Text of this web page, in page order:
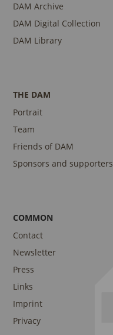
DAM Archive
DAM Digital Collection
DAM Library
THE DAM
Portrait
Team
Friends of DAM
Sponsors and supporters
COMMON
Contact
Newsletter
Press
Links
Imprint
Privacy